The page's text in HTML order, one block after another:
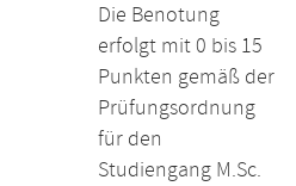
Die Benotung
erfolgt mit 0 bis 15
Punkten gemäß der
Prüfungsordnung
für den
Studiengang M.Sc.